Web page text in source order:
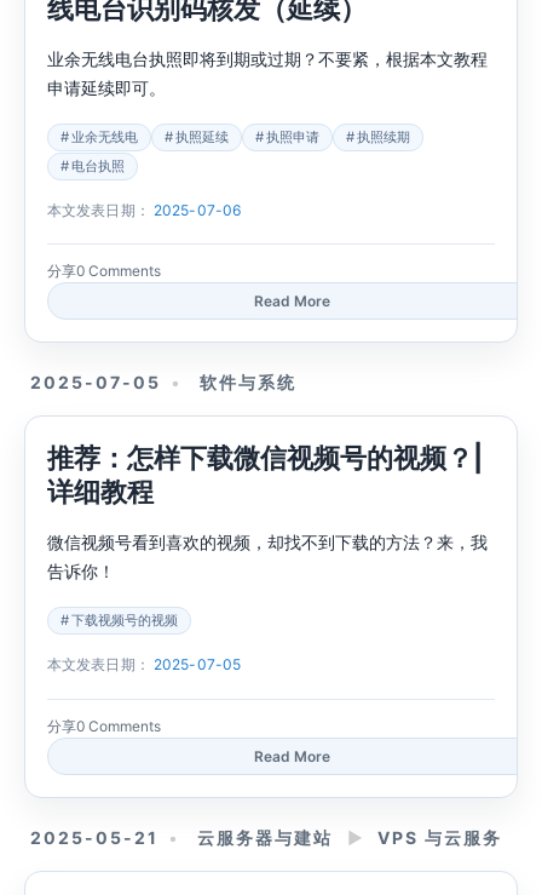
线电台识别码核发（延续）
业余无线电台执照即将到期或过期？不要紧，根据本文教程
申请延续即可。
业余无线电 执照延续 执照申请
执照续期
电台执照
本文发表日期： 2025-07-06
分享0 Comments
Read More
2025-07-05 软件与系统
推荐：怎样下载微信视频号的视频？|
详细教程
微信视频号看到喜欢的视频，却找不到下载的方法？来，我
告诉你！
下载视频号的视频
本文发表日期： 2025-07-05
分享0 Comments
Read More
2025-05-21 云服务器与建站 ► VPS 与云服务